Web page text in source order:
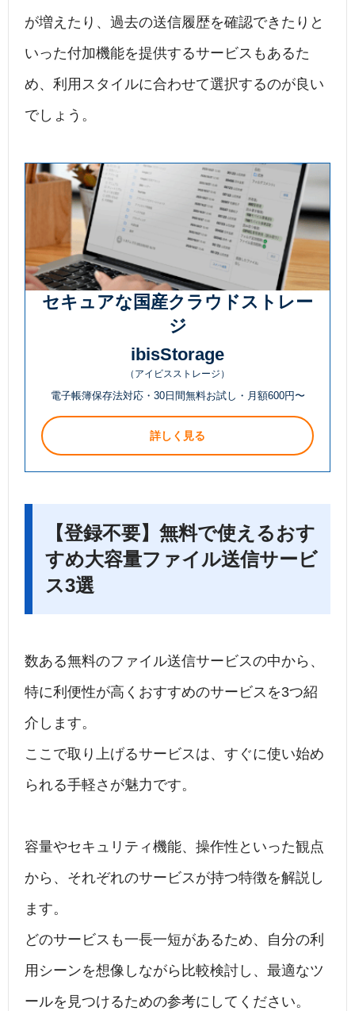
が増えたり、過去の送信履歴を確認できたりと
いった付加機能を提供するサービスもあるた
め、利用スタイルに合わせて選択するのが良い
でしょう。
セキュアな国産クラウドストレー
ジ
ibisStorage
（アイビスストレージ）
電子帳簿保存法対応・30日間無料お試し・月額600円〜
詳しく見る
【登録不要】無料で使えるおす
すめ大容量ファイル送信サービ
ス3選
数ある無料のファイル送信サービスの中から、
特に利便性が高くおすすめのサービスを3つ紹
介します。
ここで取り上げるサービスは、すぐに使い始め
られる手軽さが魅力です。
容量やセキュリティ機能、操作性といった観点
から、それぞれのサービスが持つ特徴を解説し
ます。
どのサービスも一長一短があるため、自分の利
用シーンを想像しながら比較検討し、最適なツ
ールを見つけるための参考にしてください。